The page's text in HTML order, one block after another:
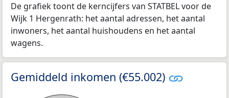
De grafiek toont de kerncijfers van STATBEL voor de
Wijk 1 Hergenrath: het aantal adressen, het aantal
inwoners, het aantal huishoudens en het aantal
wagens.
Gemiddeld inkomen (€55.002)